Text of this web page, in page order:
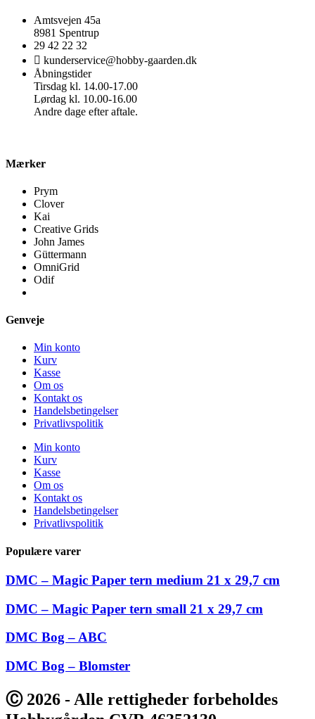
Amtsvejen 45a
8981 Spentrup
29 42 22 32
kunderservice@hobby-gaarden.dk
Åbningstider
Tirsdag kl. 14.00-17.00
Lørdag kl. 10.00-16.00
Andre dage efter aftale.
Mærker
Prym
Clover
Kai
Creative Grids
John James
Güttermann
OmniGrid
Odif
Genveje
Min konto
Kurv
Kasse
Om os
Kontakt os
Handelsbetingelser
Privatlivspolitik
Min konto
Kurv
Kasse
Om os
Kontakt os
Handelsbetingelser
Privatlivspolitik
Populære varer
DMC – Magic Paper tern medium 21 x 29,7 cm
DMC – Magic Paper tern small 21 x 29,7 cm
DMC Bog – ABC
DMC Bog – Blomster
Ⓒ 2026 - Alle rettigheder forbeholdes